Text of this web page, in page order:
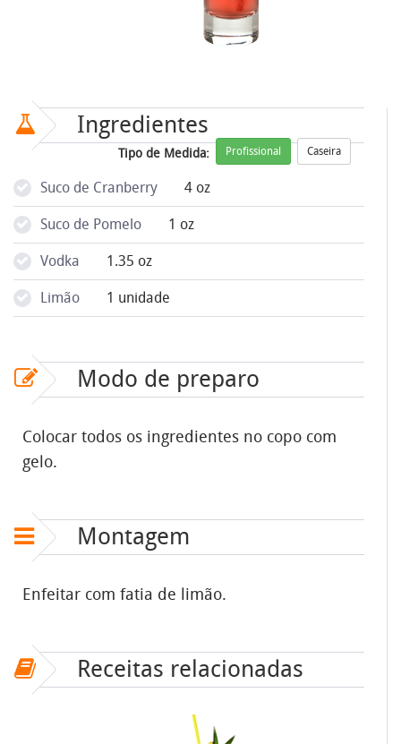
Ingredientes
Tipo de Medida: Profissional Caseira
Suco de Cranberry 4 oz
Suco de Pomelo 1 oz
Vodka 1.35 oz
Limão 1 unidade
Modo de preparo
Colocar todos os ingredientes no copo com
gelo.
Montagem
Enfeitar com fatia de limão.
Receitas relacionadas